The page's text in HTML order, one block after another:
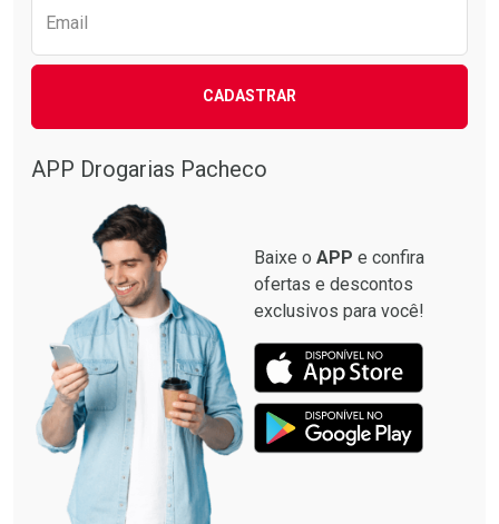
Email
CADASTRAR
APP Drogarias Pacheco
Baixe o APP e confira
ofertas e descontos
exclusivos para você!